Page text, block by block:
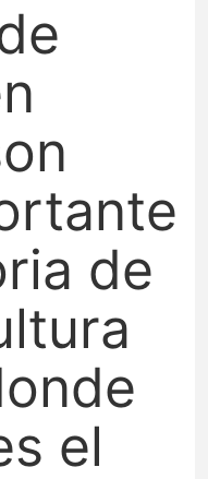
de
el